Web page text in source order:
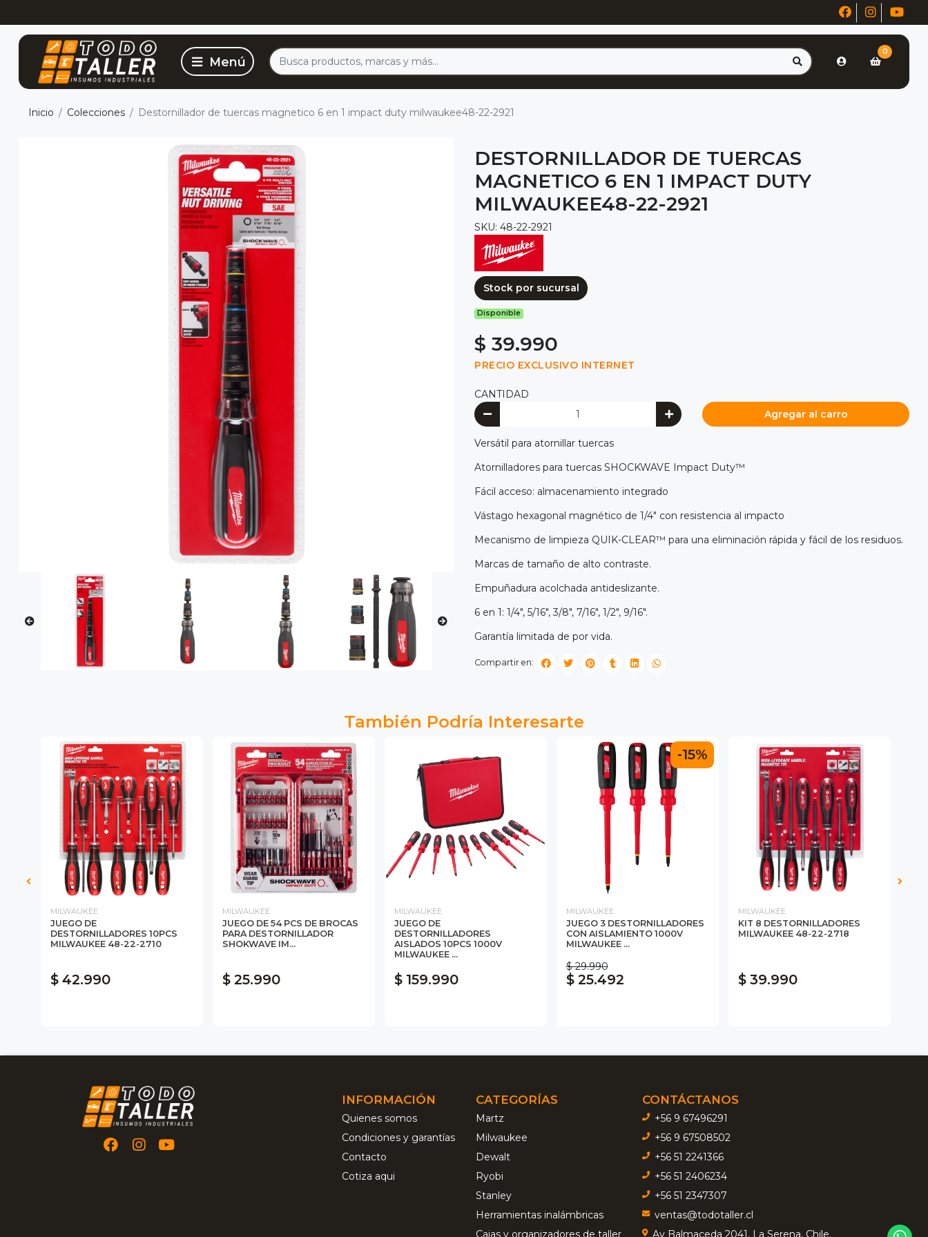
0
Inicio Colecciones Destornillador de tuercas magnetico 6 en 1 impact duty milwaukee48-22-2921
DESTORNILLADOR DE TUERCAS
MAGNETICO 6 EN 1 IMPACT DUTY
MILWAUKEE48-22-2921
SKU: 48-22-2921
Stock por sucursal
Disponible
$ 39.990
PRECIO EXCLUSIVO INTERNET
CANTIDAD
Agregar al carro
Versátil para atornillar tuercas
Atornilladores para tuercas SHOCKWAVE Impact Duty™
Fácil acceso: almacenamiento integrado
Vástago hexagonal magnético de 1/4" con resistencia al impacto
Mecanismo de limpieza QUIK-CLEAR™ para una eliminación rápida y fácil de los residuos.
Marcas de tamaño de alto contraste.
Empuñadura acolchada antideslizante.
6 en 1: 1/4", 5/16", 3/8", 7/16", 1/2", 9/16".
Garantía limitada de por vida.
Compartir en:
También Podría Interesarte
MILWAUKEE
JUEGO DE
DESTORNILLADORES 10PCS
MILWAUKEE 48-22-2710
$ 42.990
MILWAUKEE
JUEGO DE 54 PCS DE BROCAS
PARA DESTORNILLADOR
SHOKWAVE IM...
$ 25.990
MILWAUKEE
JUEGO DE
DESTORNILLADORES
AISLADOS 10PCS 1000V
MILWAUKEE ...
$ 159.990
-15%
MILWAUKEE
JUEGO 3 DESTORNILLADORES
CON AISLAMIENTO 1000V
MILWAUKEE ...
$ 29.990
$ 25.492
MILWAUKEE
KIT 8 DESTORNILLADORES
MILWAUKEE 48-22-2718
$ 39.990
INFORMACIÓN
Quienes somos
Condiciones y garantías
Contacto
Cotiza aqui
CATEGORÍAS
Martz
Milwaukee
Dewalt
Ryobi
Stanley
Herramientas inalámbricas
Cajas y organizadores de taller
CONTÁCTANOS
+56 9 67496291
+56 9 67508502
+56 51 2241366
+56 51 2406234
+56 51 2347307
ventas@todotaller.cl
Av Balmaceda 2041, La Serena, Chile.